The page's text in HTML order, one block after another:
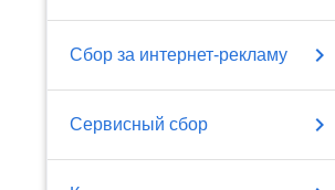
Сбор за интернет-рекламу chevron_right
Сервисный сбор chevron_right